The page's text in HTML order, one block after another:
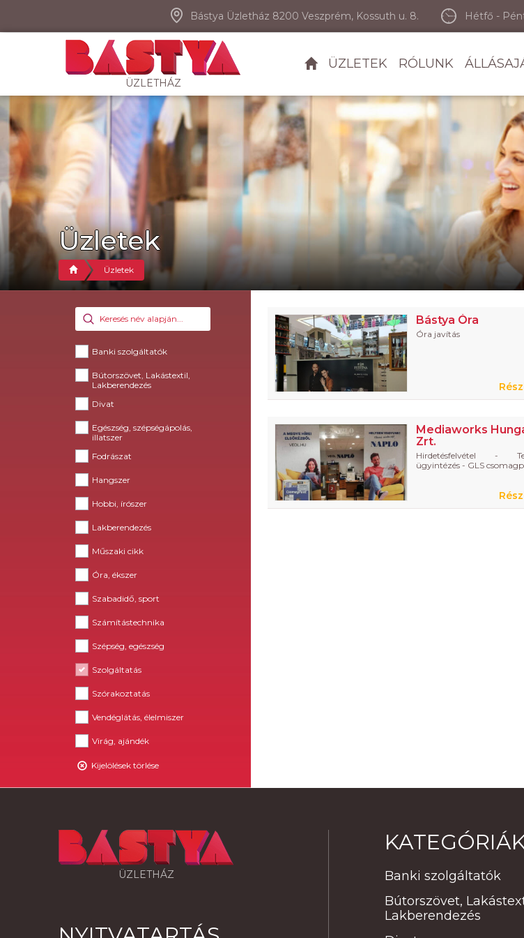
Bástya Üzletház 8200 Veszprém, Kossuth u. 8. Hétfő -
ÜZLETHÁZ
ÜZLETEK RÓLUNK
Üzletek
Üzletek
Banki szolgáltatók
Bútorszövet, Lakástextil,
Lakberendezés
Divat
Egészség, szépségápolás,
illatszer
Fodrászat
Hangszer
Hobbi, írószer
Lakberendezés
Műszaki cikk
Óra, ékszer
Szabadidő, sport
Számítástechnika
Szépség, egészség
Szolgáltatás
Szórakoztatás
Vendéglátás, élelmiszer
Virág, ajándék
Kijelölések törlése
Bástya Óra
Óra javítás
Mediaworks
Zrt.
Hirdetésfelvétel -
ügyintézés - GLS
ÜZLETHÁZ
Banki szolgáltatók
Bútorszövet,
Lakberendezés